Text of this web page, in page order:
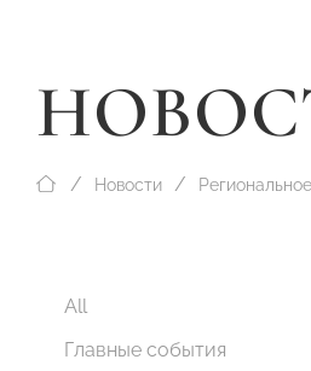
Новости
All
Главные события